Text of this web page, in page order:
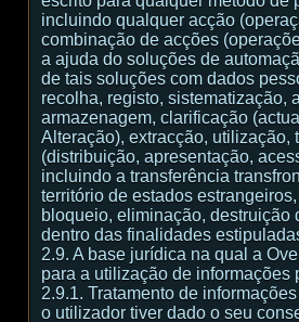
incluindo qualquer acção
combinação de acções
a ajuda do soluções de
de tais soluções com dados
recolha, registo, sistematização,
armazenagem, clarificação
Alteração), extracção, utilização,
(distribuição, apresentação,
incluindo a transferência
território de estados
bloqueio, eliminação, destruição
dentro das finalidades
2.9. A base jurídica na qual a
para a utilização de informações
2.9.1. Tratamento de
o utilizador tiver dado o seu